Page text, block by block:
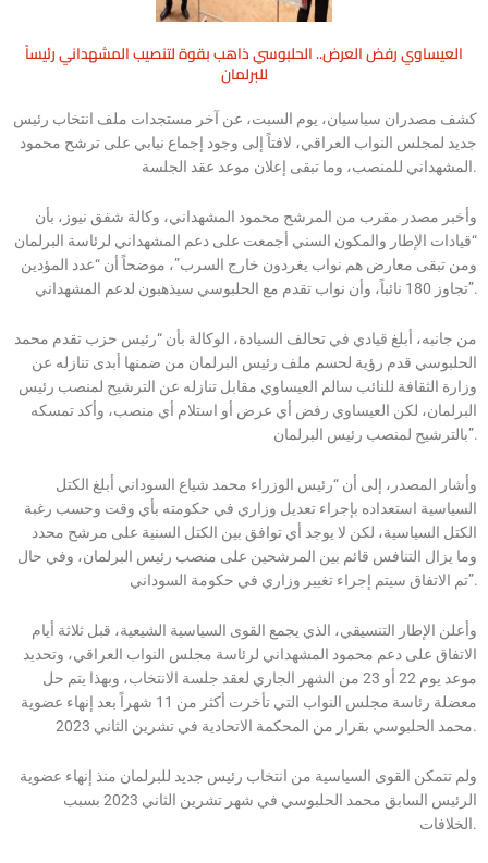
العيساوي رفض العرض.. الحلبوسي ذاهب بقوة لتنصيب المشهداني رئيساً
للبرلمان
كشف مصدران سياسيان، يوم السبت، عن آخر مستجدات ملف انتخاب رئيس
جديد لمجلس النواب العراقي، لافتاً إلى وجود إجماع نيابي على ترشح محمود
المشهداني للمنصب، وما تبقى إعلان موعد عقد الجلسة.
وأخبر مصدر مقرب من المرشح محمود المشهداني، وكالة شفق نيوز، بأن
“قيادات الإطار والمكون السني أجمعت على دعم المشهداني لرئاسة البرلمان
ومن تبقى معارض هم نواب يغردون خارج السرب”، موضحاً أن “عدد المؤدين
تجاوز 180 نائباً، وأن نواب تقدم مع الحلبوسي سيذهبون لدعم المشهداني”.
من جانبه، أبلغ قيادي في تحالف السيادة، الوكالة بأن “رئيس حزب تقدم محمد
الحلبوسي قدم رؤية لحسم ملف رئيس البرلمان من ضمنها أبدى تنازله عن
وزارة الثقافة للنائب سالم العيساوي مقابل تنازله عن الترشيح لمنصب رئيس
البرلمان، لكن العيساوي رفض أي عرض أو استلام أي منصب، وأكد تمسكه
بالترشيح لمنصب رئيس البرلمان”.
وأشار المصدر، إلى أن “رئيس الوزراء محمد شياع السوداني أبلغ الكتل
السياسية استعداده بإجراء تعديل وزاري في حكومته بأي وقت وحسب رغبة
الكتل السياسية، لكن لا يوجد أي توافق بين الكتل السنية على مرشح محدد
وما يزال التنافس قائم بين المرشحين على منصب رئيس البرلمان، وفي حال
تم الاتفاق سيتم إجراء تغيير وزاري في حكومة السوداني”.
وأعلن الإطار التنسيقي، الذي يجمع القوى السياسية الشيعية، قبل ثلاثة أيام
الاتفاق على دعم محمود المشهداني لرئاسة مجلس النواب العراقي، وتحديد
موعد يوم 22 أو 23 من الشهر الجاري لعقد جلسة الانتخاب، وبهذا يتم حل
معضلة رئاسة مجلس النواب التي تأخرت أكثر من 11 شهراً بعد إنهاء عضوية
محمد الحلبوسي بقرار من المحكمة الاتحادية في تشرين الثاني 2023.
ولم تتمكن القوى السياسية من انتخاب رئيس جديد للبرلمان منذ إنهاء عضوية
الرئيس السابق محمد الحلبوسي في شهر تشرين الثاني 2023 بسبب
الخلافات.